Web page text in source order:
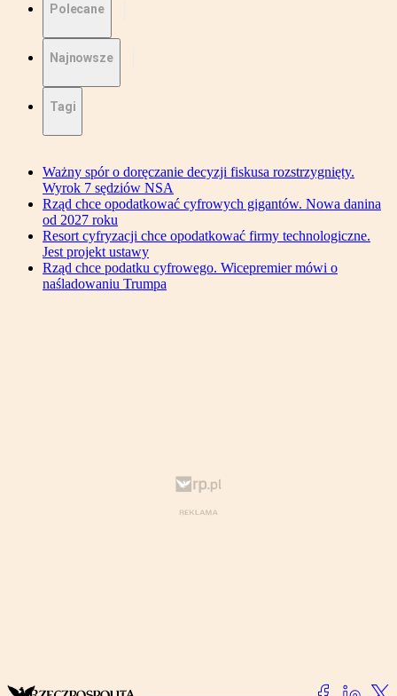
Polecane
Najnowsze
Tagi
Ważny spór o doręczanie decyzji fiskusa rozstrzygnięty.
Wyrok 7 sędziów NSA
Rząd chce opodatkować cyfrowych gigantów. Nowa danina
od 2027 roku
Resort cyfryzacji chce opodatkować firmy technologiczne.
Jest projekt ustawy
Rząd chce podatku cyfrowego. Wicepremier mówi o
naśladowaniu Trumpa